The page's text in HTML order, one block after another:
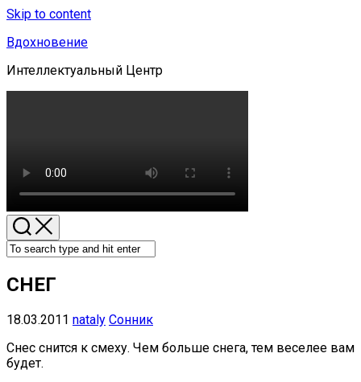
Skip to content
Вдохновение
Интеллектуальный Центр
СНЕГ
18.03.2011 nataly Сонник
Снес снится к смеху. Чем больше снега, тем веселее вам
будет.